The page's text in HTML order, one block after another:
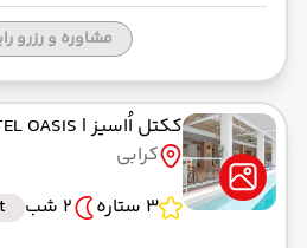
مشاوره و رزرو
ککتل اُاسیز| KOKOTEL OASIS
کرابی
3 ستاره
2 شب